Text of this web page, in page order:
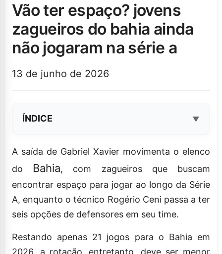
vão ter espaço? jovens
zagueiros do bahia ainda
não jogaram na série a
13 de junho de 2026
ÍNDICE
A saída de Gabriel Xavier movimenta o elenco
do Bahia, com zagueiros que buscam
encontrar espaço para jogar ao longo da Série
A, enquanto o técnico Rogério Ceni passa a ter
seis opções de defensores em seu time.
Restando apenas 21 jogos para o Bahia em